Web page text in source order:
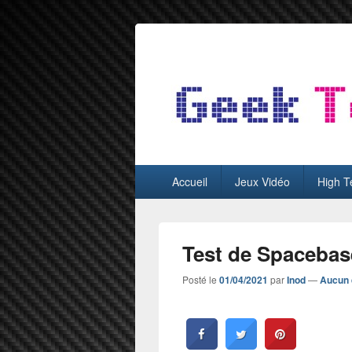
GeekTest
principalAccueil Jeux Vidéo High
Test de
Posté le 01/04/2021 parInod—Aucun